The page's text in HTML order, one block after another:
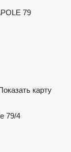
79
карту
79/4